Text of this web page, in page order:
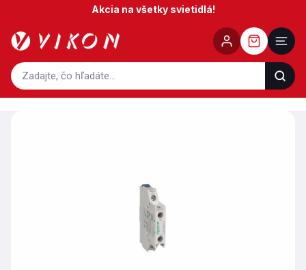
obsah
Akcia na všetky svietidlá!